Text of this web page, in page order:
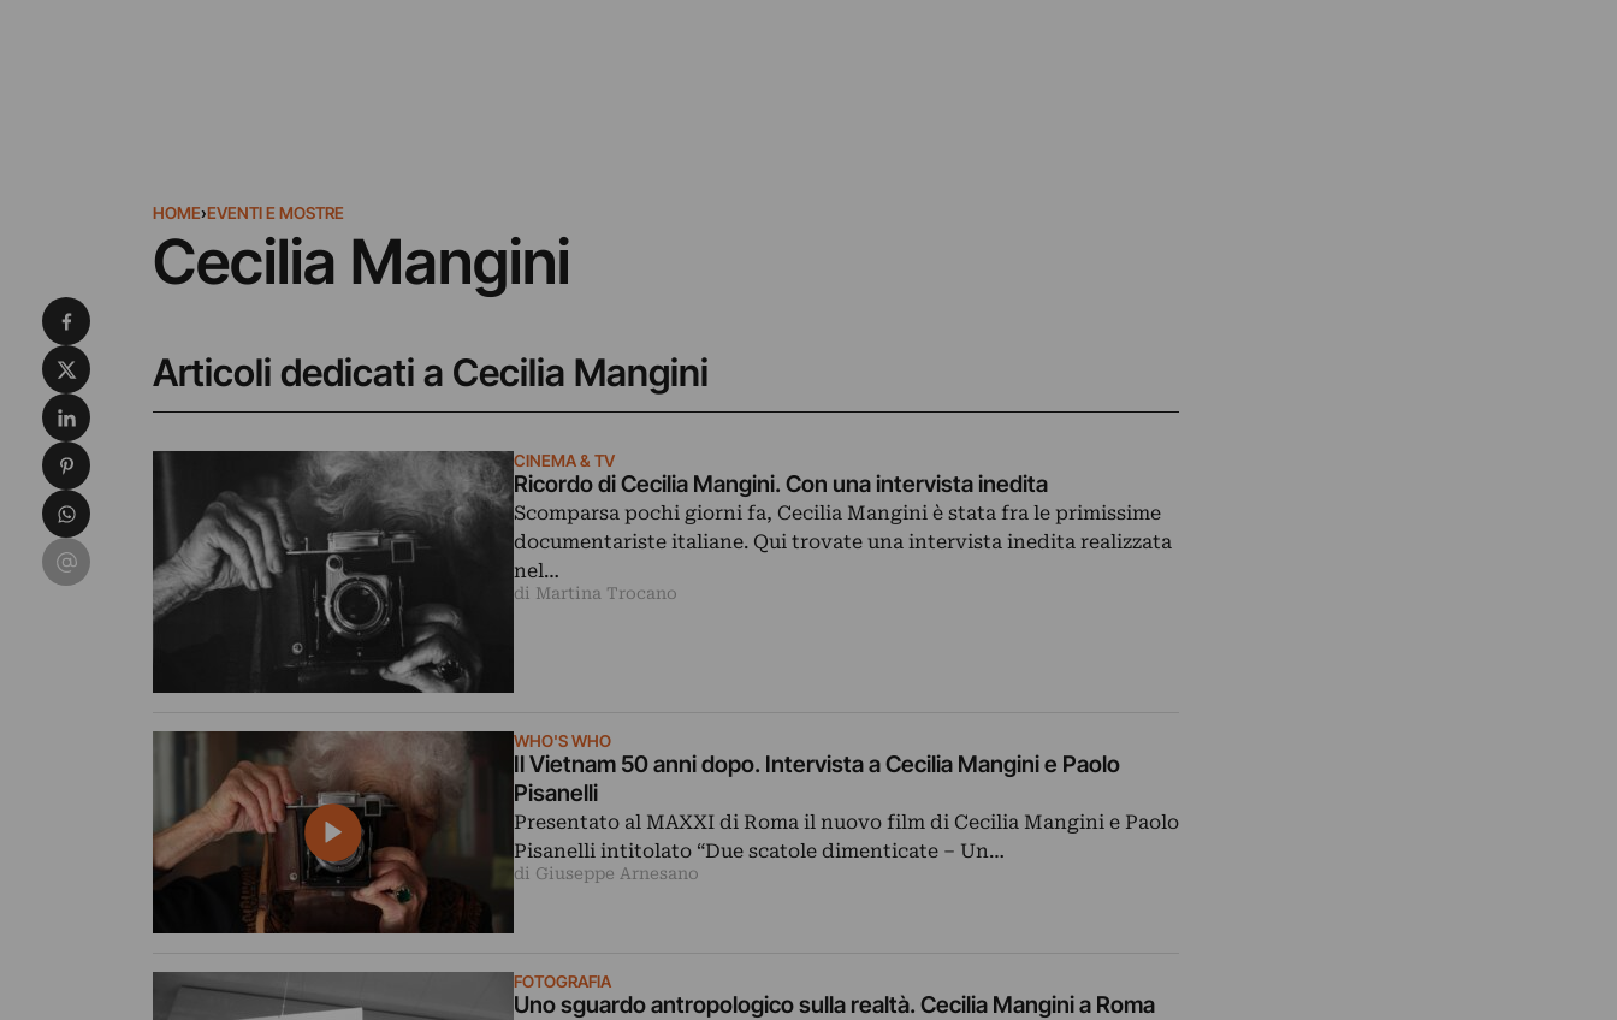
HOME›EVENTI E MOSTRE
Cecilia Mangini
Articoli dedicati a Cecilia Mangini
CINEMA & TV
Ricordo di Cecilia Mangini. Con una intervista inedita
Scomparsa pochi giorni fa, Cecilia Mangini è stata fra le primissime
documentariste italiane. Qui trovate una intervista inedita realizzata
nel…
di Martina Trocano
WHO'S WHO
Il Vietnam 50 anni dopo. Intervista a Cecilia Mangini e Paolo
Pisanelli
Presentato al MAXXI di Roma il nuovo film di Cecilia Mangini e Paolo
Pisanelli intitolato “Due scatole dimenticate – Un…
di Giuseppe Arnesano
FOTOGRAFIA
Uno sguardo antropologico sulla realtà. Cecilia Mangini a Roma
Condividi su Facebook
Condividi su X
Condividi su LinkedIn
Condividi su Pinterest
Condividi su WhatsApp
Condividi su Email